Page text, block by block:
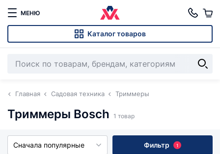
МЕНЮ
Каталог товаров
Главная Садовая техника Триммеры
Триммеры Bosch 1 товар
Сначала популярные Фильтр 1